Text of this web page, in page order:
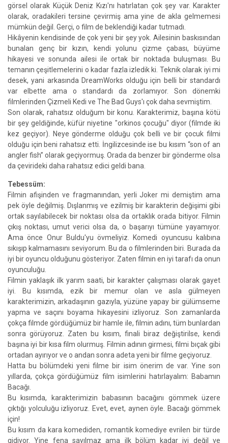
görsel olarak Küçük Deniz Kızı'nı hatırlatan çok şey var. Karakter
olarak, oradakileri tersine çevirmiş ama yine de akla gelmemesi
mümkün değil. Gerçi, o film de beklendiği kadar tutmadı.
Hikâyenin kendisinde de çok yeni bir şey yok. Ailesinin baskısından
bunalan genç bir kızın, kendi yolunu çizme çabası, büyüme
hikayesi ve sonunda ailesi ile ortak bir noktada buluşması. Bu
temanın çeşitlemelerini o kadar fazla izledik ki. Teknik olarak iyi mi
desek, yani arkasında DreamWorks olduğu için belli bir standardı
var elbette ama o standardı da zorlamıyor. Son dönemki
filmlerinden Çizmeli Kedi ve The Bad Guys'ı çok daha sevmiştim.
Son olarak, rahatsız olduğum bir konu. Karakterimiz, başına kötü
bir şey geldiğinde, küfür niyetine "orkinos çocuğu" diyor (filmde iki
kez geçiyor). Neye gönderme olduğu çok belli ve bir çocuk filmi
olduğu için beni rahatsız etti. İngilizcesinde ise bu kısım “son of an
angler fish” olarak geçiyormuş. Orada da benzer bir gönderme olsa
da çevirideki daha rahatsız edici geldi bana.
Tebessüm:
Filmin afişinden ve fragmanından, yerli Joker mi demiştim ama
pek öyle değilmiş. Dışlanmış ve ezilmiş bir karakterin değişimi gibi
ortak sayılabilecek bir noktası olsa da ortaklık orada bitiyor. Filmin
çıkış noktası, umut verici olsa da, o başarıyı tümüne yayamıyor.
Ama önce Onur Buldu'yu övmeliyiz. Komedi oyuncusu kalıbına
sıkışıp kalmamasını seviyorum. Bu da o filmlerinden biri. Burada da
iyi bir oyuncu olduğunu gösteriyor. Zaten filmin en iyi tarafı da onun
oyunculuğu.
Filmin yaklaşık ilk yarım saati, bir karakter çalışması olarak gayet
iyi. Bu kısımda, ezik bir memur olan ve asla gülmeyen
karakterimizin, arkadaşının gazıyla, yüzüne yapay bir gülümseme
yapma ve saçını boyama hikayesini izliyoruz. Son zamanlarda
çokça filmde gördüğümüz bir hamle ile, filmin adını, tüm bunlardan
sonra görüyoruz. Zaten bu kısım, finali biraz değiştirilse, kendi
başına iyi bir kısa film olurmuş. Filmin adının girmesi, filmi bıçak gibi
ortadan ayırıyor ve o andan sonra adeta yeni bir filme geçiyoruz.
Hatta bu bölümdeki yeni filme bir isim önerim de var. Yine son
yıllarda, çokça gördüğümüz film isimlerini hatırlayalım: Babamın
Bacağı.
Bu kısımda, karakterimizin babasının bacağını gömmek üzere
çıktığı yolculuğu izliyoruz. Evet, evet, aynen öyle. Bacağı gömmek
için!
Bu kısım da kara komediden, romantik komediye evrilen bir türde
gidiyor. Yine fena sayılmaz ama ilk bölüm kadar iyi değil ve